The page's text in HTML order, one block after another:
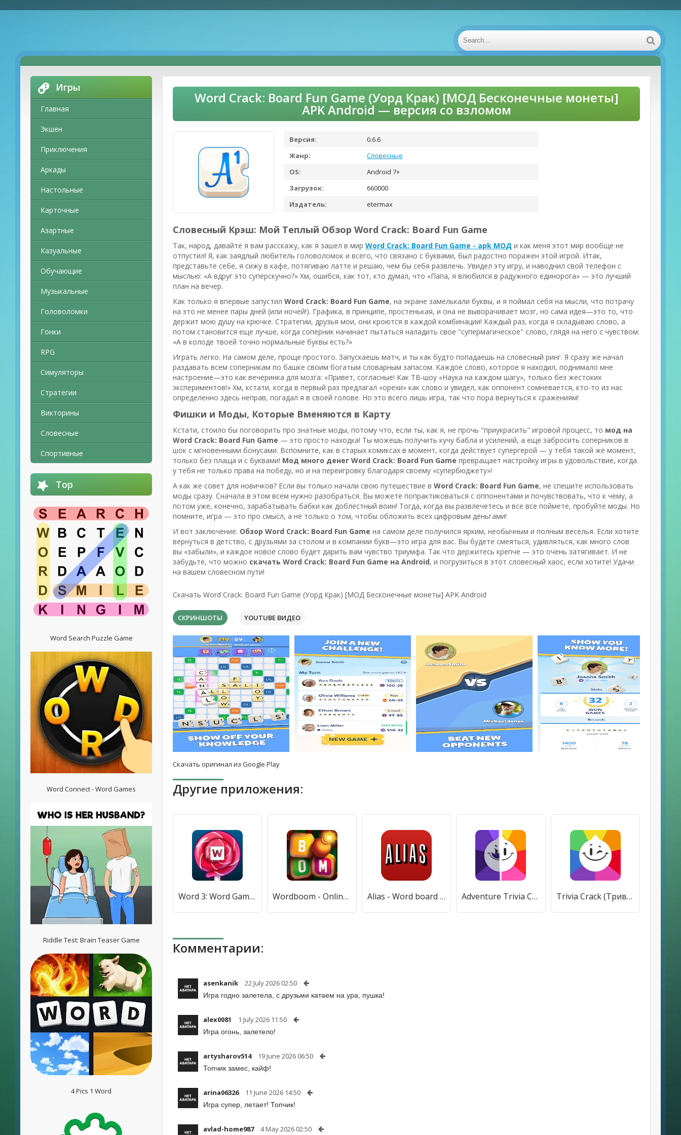
Игры
Главная
Экшен
Приключения
Аркады
Настольные
Карточные
Азартные
Казуальные
Обучающие
Музыкальные
Головоломки
Гонки
RPG
Симуляторы
Стратегии
Викторины
Словесные
Спортивные
Top
Word Search Puzzle Game
Word Connect - Word Games
Riddle Test: Brain Teaser Game
4 Pics 1 Word
Word Crack: Board Fun Game (Уорд Крак) [МОД Бесконечные монеты]
APK Android — версия со взломом
Версия:
0.6.6
Жанр:
Словесные
OS:
Android 7+
Загрузок:
660000
Издатель:
etermax
Словесный Крэш: Мой Теплый Обзор Word Crack: Board Fun Game
Так, народ, давайте я вам расскажу, как я зашел в мир Word Crack: Board Fun Game - apk МОД и как меня этот мир вообще не
отпустил! Я, как заядлый любитель головоломок и всего, что связано с буквами, был радостно поражен этой игрой. Итак,
представьте себе, я сижу в кафе, потягиваю латте и решаю, чем бы себя развлечь. Увидел эту игру, и наводнил свой телефон с
мыслью: «А вдруг это суперскучно?» Хм, ошибся, как тот, кто думал, что «Папа, я влюбился в радужного единорога» — это лучший
план на вечер.
Как только я впервые запустил Word Crack: Board Fun Game, на экране замелькали буквы, и я поймал себя на мысли, что потрачу
на это не менее пары дней (или ночей!). Графика, в принципе, простенькая, и она не выворачивает мозг, но сама идея—это то, что
держит мою душу на крючке. Стратегии, друзья мои, они кроются в каждой комбинации! Каждый раз, когда я складываю слово, а
потом становится еще лучше, когда соперник начинает пытаться наладить свое "супермагическое" слово, глядя на него с чувством:
«А в колоде твоей точно нормальные буквы есть?»
Играть легко. На самом деле, проще простого. Запускаешь матч, и ты как будто попадаешь на словесный ринг. Я сразу же начал
раздавать всем соперникам по башке своим богатым словарным запасом. Каждое слово, которое я находил, поднимало мне
настроение—это как вечеринка для мозга: «Привет, согласные! Как ТВ-шоу «Наука на каждом шагу», только без жестоких
экспериментов!» Хм, кстати, когда в первый раз предлагал «орехи» как слово и увидел, как оппонент сомневается, кто-то из нас
определенно здесь неправ, погадал я в своей голове. Но это всего лишь игра, так что пора вернуться к сражениям!
Фишки и Моды, Которые Вменяются в Карту
Кстати, стоило бы поговорить про знатные моды, потому что, если ты, как я, не прочь "приукрасить" игровой процесс, то мод на
Word Crack: Board Fun Game — это просто находка! Ты можешь получить кучу бабла и усилений, а еще забросить соперников в
шок с мгновенными бонусами. Вспомните, как в старых комиксах в момент, когда действует супергерой — у тебя такой же момент,
только без плаща и с буквами! Мод много денег Word Crack: Board Fun Game превращает настройку игры в удовольствие, когда
у тебя не только права на победу, но и на переигровку благодаря своему «супербюджету»!
А как же совет для новичков? Если вы только начали свою путешествие в Word Crack: Board Fun Game, не спешите использовать
моды сразу. Сначала в этом всем нужно разобраться. Вы можете попрактиковаться с оппонентами и почувствовать, что к чему, а
потом уже, конечно, зарабатывать бабки как доблестный воин! Тогда, когда вы развлечетесь и все все поймете, пробуйте моды. Но
помните, игра — это про смысл, а не только о том, чтобы обложить всех цифровым деньгами!
И вот заключение. Обзор Word Crack: Board Fun Game на самом деле получился ярким, необычным и полным веселья. Если хотите
вернуться в детство, с друзьями за столом и в компании букв—это игра для вас. Вы будете смеяться, удивляться, как много слов
вы «забыли», и каждое новое слово будет дарить вам чувство триумфа. Так что держитесь крепче — это очень затягивает. И не
забудьте, что можно скачать Word Crack: Board Fun Game на Android, и погрузиться в этот словесный хаос, если хотите! Удачи
на вашем словесном пути!
Скачать Word Crack: Board Fun Game (Уорд Крак) [МОД Бесконечные монеты] APK Android
СКРИНШОТЫ YOUTUBE ВИДЕО
Скачать оригинал из Google Play
Другие приложения:
Word 3: Word Game (Ворд 3) [МОД Mega Pack] APK Android Wordboom - Online Word Game [МОД Все открыто] APK Android Alias - Word board game (Алиас) [МОД Все открыто] APK Android Adventure Trivia Crack (Тривия Крэк Приключение) [МОД Все открыто] APK Android Trivia Crack (Тривия Крак) [МОД Unlocked] APK Android
Комментарии:
asenkanik 22 July 2026 02:50
Игра годно залетела, с друзьми катаем на ура, пушка!
alex0081 1 July 2026 11:50
Игра огонь, залетело!
artysharov514 19 June 2026 06:50
Топчик замес, кайф!
arina06326 11 June 2026 14:50
Игра супер, летает! Топчик!
avlad-home987 4 May 2026 02:50